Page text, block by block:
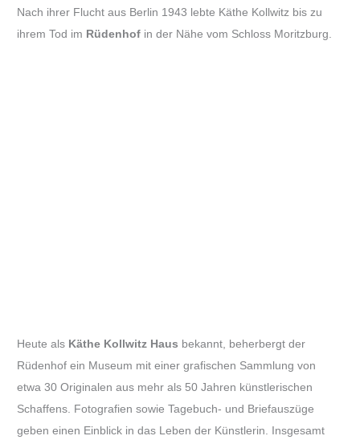
Nach ihrer Flucht aus Berlin 1943 lebte Käthe Kollwitz bis zu
ihrem Tod im Rüdenhof in der Nähe vom Schloss Moritzburg.
Heute als Käthe Kollwitz Haus bekannt, beherbergt der
Rüdenhof ein Museum mit einer grafischen Sammlung von
etwa 30 Originalen aus mehr als 50 Jahren künstlerischen
Schaffens. Fotografien sowie Tagebuch- und Briefauszüge
geben einen Einblick in das Leben der Künstlerin. Insgesamt